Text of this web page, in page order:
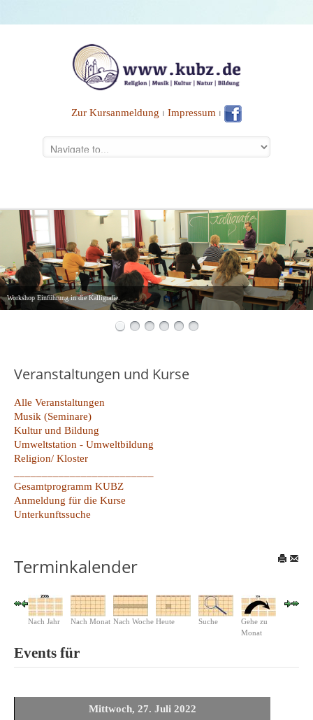
Zur Kursanmeldung ⏐ Impressum ⏐
Workshop Einführung in die Kalligrafie.
Veranstaltungen und Kurse
Alle Veranstaltungen
Musik (Seminare)
Kultur und Bildung
Umweltstation - Umweltbildung
Religion/ Kloster
Gesamtprogramm KUBZ
Anmeldung für die Kurse
Unterkunftssuche
Terminkalender
Nach Jahr Nach Monat Nach Woche Heute Suche
Gehe zu
Monat
Events für
Mittwoch, 27. Juli 2022